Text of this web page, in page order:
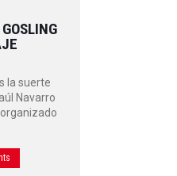
la suerte
Navarro